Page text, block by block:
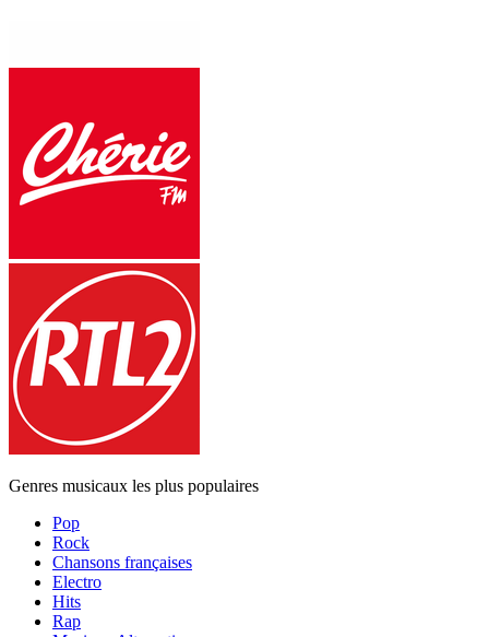
Genres musicaux les plus populaires
Pop
Rock
Chansons françaises
Electro
Hits
Rap